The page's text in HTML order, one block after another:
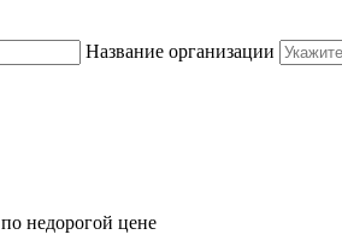
Название организации
недорогой цене